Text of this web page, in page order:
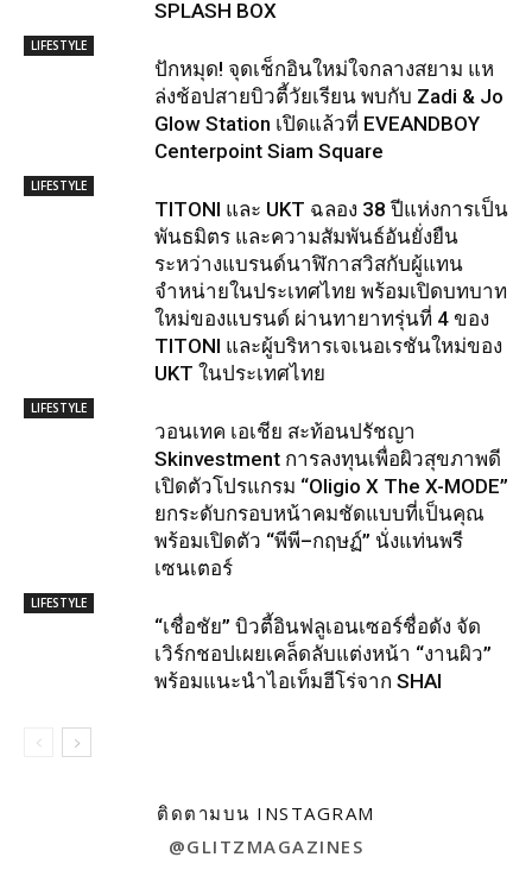
SPLASH BOX
LIFESTYLE
ปักหมุด! จุดเช็กอินใหม่ใจกลางสยาม แห
ล่งช้อปสายบิวตี้วัยเรียน พบกับ Zadi & Jo
Glow Station เปิดแล้วที่ EVEANDBOY
Centerpoint Siam Square
LIFESTYLE
TITONI และ UKT ฉลอง 38 ปีแห่งการเป็น
พันธมิตร และความสัมพันธ์อันยั่งยืน
ระหว่างแบรนด์นาฬิกาสวิสกับผู้แทน
จำหน่ายในประเทศไทย พร้อมเปิดบทบาท
ใหม่ของแบรนด์ ผ่านทายาทรุ่นที่ 4 ของ
TITONI และผู้บริหารเจเนอเรชันใหม่ของ
UKT ในประเทศไทย
LIFESTYLE
วอนเทค เอเชีย สะท้อนปรัชญา
Skinvestment การลงทุนเพื่อผิวสุขภาพดี
เปิดตัวโปรแกรม “Oligio X The X-MODE”
ยกระดับกรอบหน้าคมชัดแบบที่เป็นคุณ
พร้อมเปิดตัว “พีพี–กฤษฏ์” นั่งแท่นพรี
เซนเตอร์
LIFESTYLE
“เชื่อชัย” บิวตี้อินฟลูเอนเซอร์ชื่อดัง จัด
เวิร์กชอปเผยเคล็ดลับแต่งหน้า “งานผิว”
พร้อมแนะนำไอเท็มฮีโร่จาก SHAI
ติดตามบน INSTAGRAM
@GLITZMAGAZINES